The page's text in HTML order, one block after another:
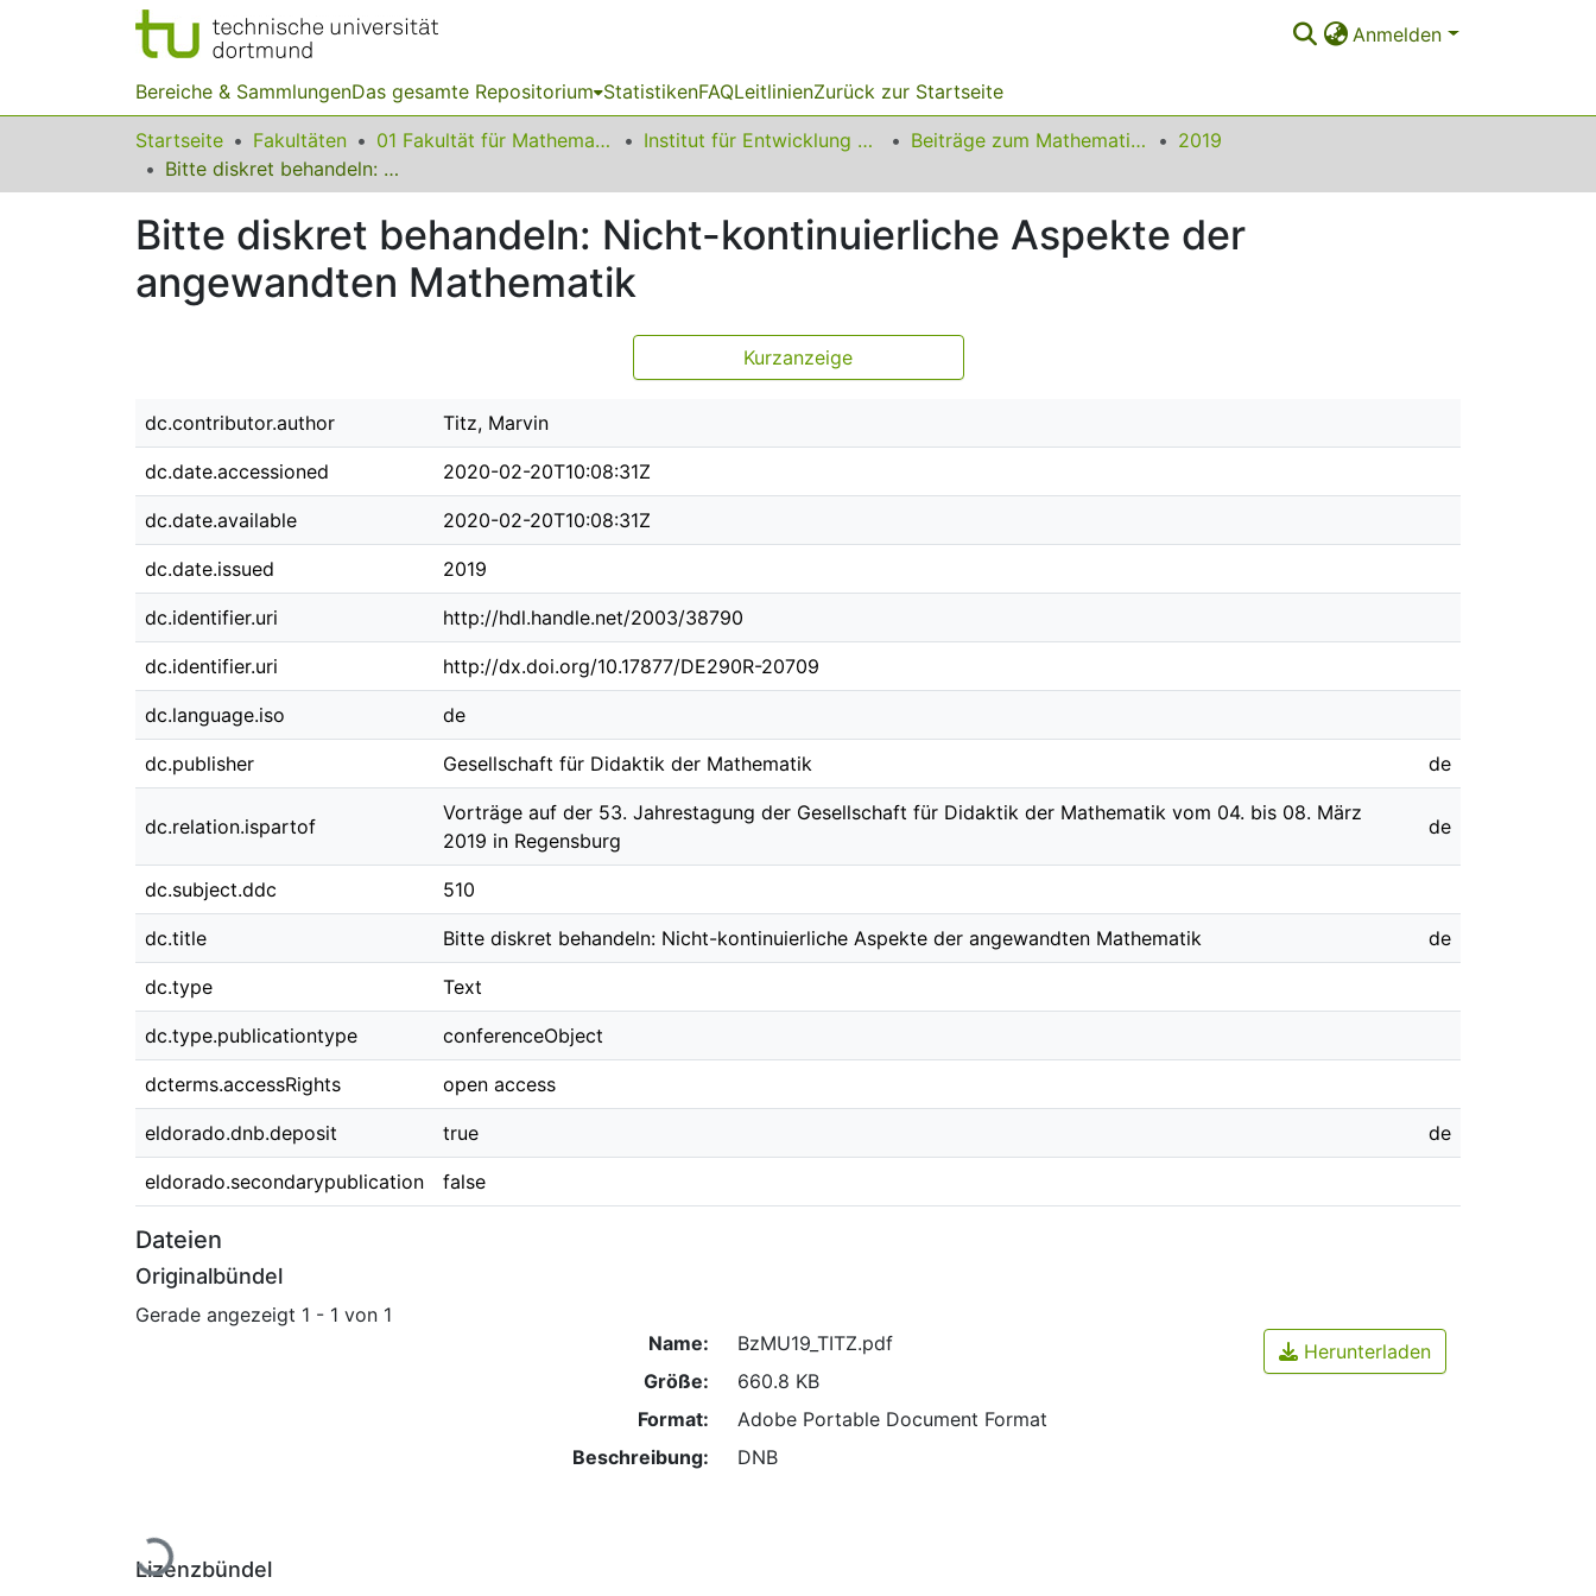
Anmelden
Bereiche & SammlungenDas gesamte Repositorium StatistikenFAQLeitlinienZurück zur Startseite
Startseite Fakultäten 01 Fakultät für Mathematik Institut für Entwicklung und Erforschung des Mathematikunterrichts Beiträge zum Mathematikunterricht
2019
Bitte diskret behandeln: Nicht-kontinuierliche Aspekte der angewandten Mathematik
Bitte diskret behandeln: Nicht-kontinuierliche Aspekte der
angewandten Mathematik
Kurzanzeige
dc.contributor.author Titz, Marvin
dc.date.accessioned 2020-02-20T10:08:31Z
dc.date.available 2020-02-20T10:08:31Z
dc.date.issued 2019
dc.identifier.uri http://hdl.handle.net/2003/38790
dc.identifier.uri http://dx.doi.org/10.17877/DE290R-20709
dc.language.iso de
dc.publisher Gesellschaft für Didaktik der Mathematik de
dc.relation.ispartof
Vorträge auf der 53. Jahrestagung der Gesellschaft für Didaktik der Mathematik vom 04. bis 08. März
2019 in Regensburg
de
dc.subject.ddc 510
dc.title Bitte diskret behandeln: Nicht-kontinuierliche Aspekte der angewandten Mathematik de
dc.type Text
dc.type.publicationtype conferenceObject
dcterms.accessRights open access
eldorado.dnb.deposit true de
eldorado.secondarypublication false
Dateien
Originalbündel
Gerade angezeigt 1 - 1 von 1
Lade...
Name:
BzMU19_TITZ.pdf
Größe:
660.8 KB
Format:
Adobe Portable Document Format
Beschreibung:
DNB
Herunterladen
Lizenzbündel